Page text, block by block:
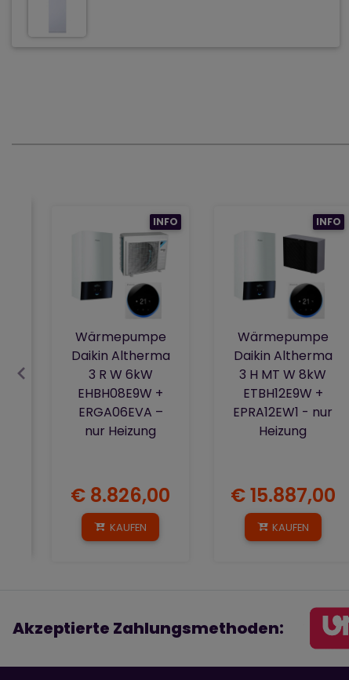
INFO
Wärmepumpe
Daikin Altherma
3 R W 6kW
EHBH08E9W +
ERGA06EVA –
nur Heizung
€ 8.826,00
KAUFEN
INFO
Wärmepumpe
Daikin Altherma
3 H MT W 8kW
ETBH12E9W +
EPRA12EW1 - nur
Heizung
€ 15.887,00
KAUFEN
Akzeptierte Zahlungsmethoden: